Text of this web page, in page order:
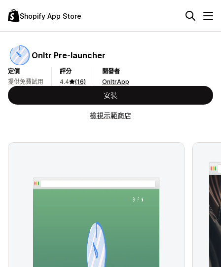
Shopify App Store
Onltr Pre‑launcher
定價
提供免費試用
評分
4.4
(16)
開發者
OnltrApp
安裝
檢視示範商店